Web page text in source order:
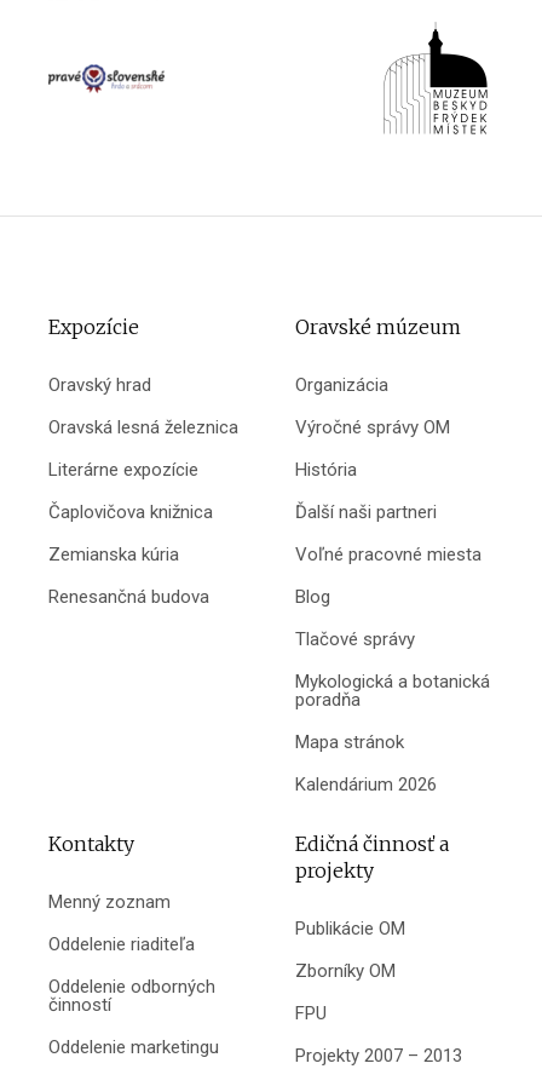
Expozície
Oravský hrad
Oravská lesná železnica
Literárne expozície
Čaplovičova knižnica
Zemianska kúria
Renesančná budova
Oravské múzeum
Organizácia
Výročné správy OM
História
Ďalší naši partneri
Voľné pracovné miesta
Blog
Tlačové správy
Mykologická a botanická
poradňa
Mapa stránok
Kalendárium 2026
Kontakty
Menný zoznam
Oddelenie riaditeľa
Oddelenie odborných
činností
Oddelenie marketingu
Edičná činnosť a
projekty
Publikácie OM
Zborníky OM
FPU
Projekty 2007 – 2013